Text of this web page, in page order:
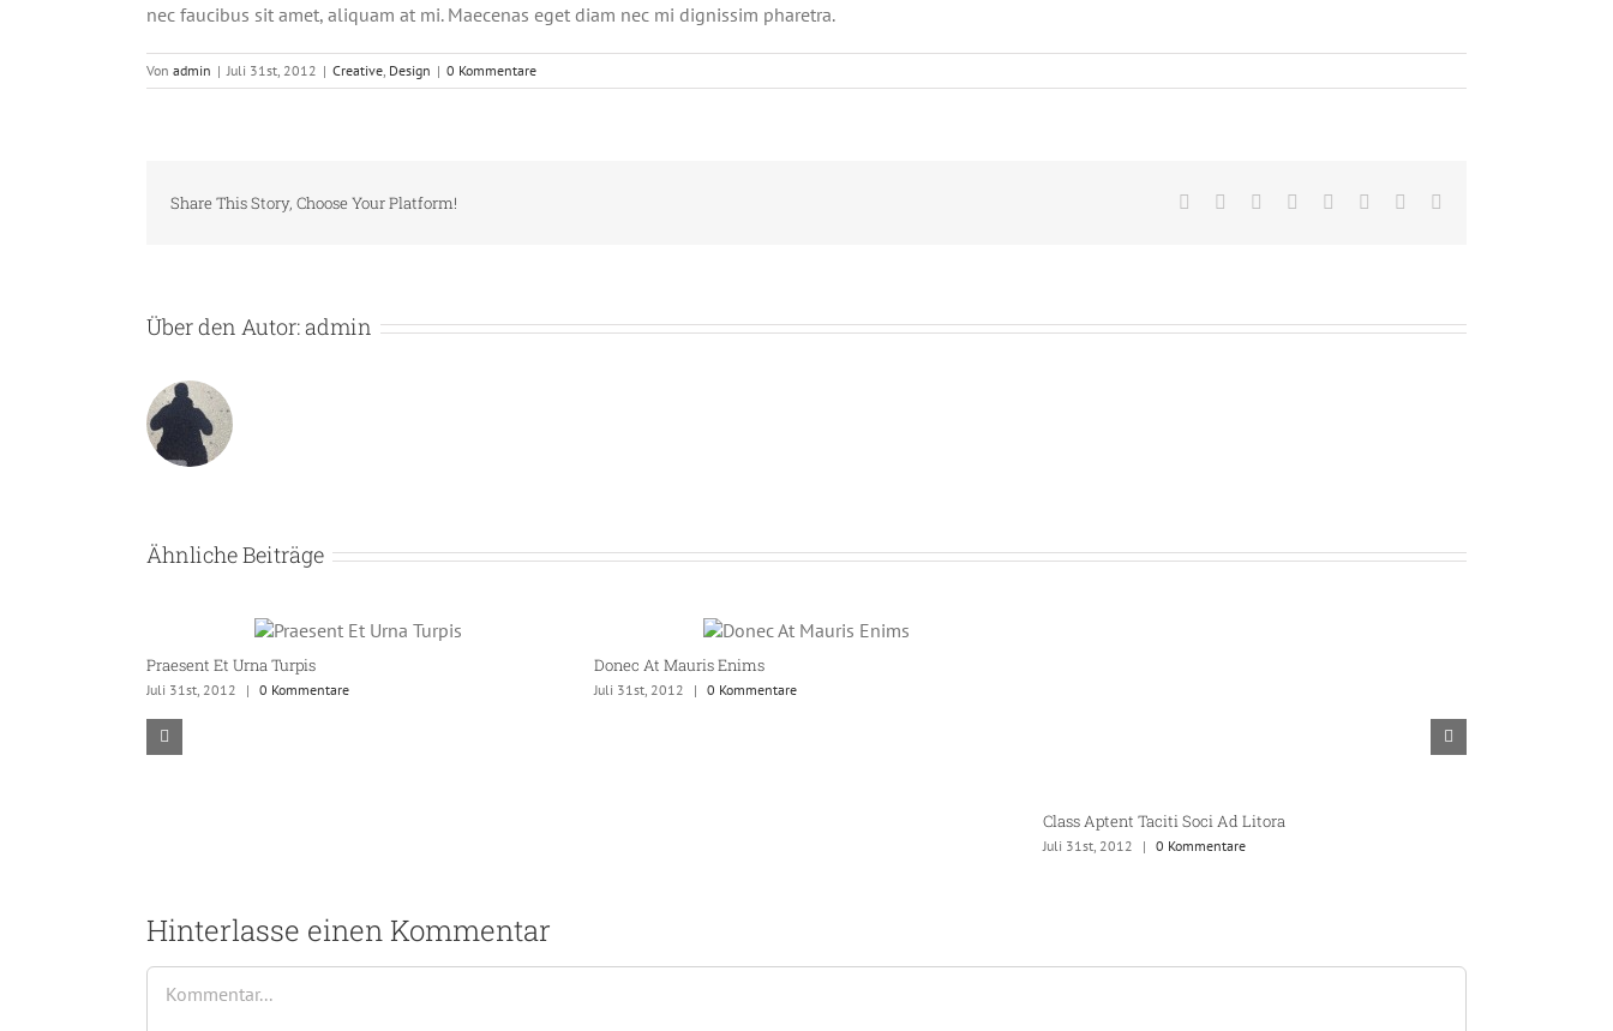
nec faucibus sit amet, aliquam at mi. Maecenas eget diam nec mi dignissim pharetra.
Von admin | Juli 31st, 2012 | Creative, Design | 0 Kommentare
Share This Story, Choose Your Platform! Facebook Reddit LinkedIn
TumblrPinterest
Über den Autor:admin
Ähnliche Beiträge
Praesent Et Urna Turpis
Juli 31st, 2012 | 0 Kommentare
Donec At Mauris Enims
Juli 31st, 2012 | 0 Kommentare
Class Aptent Taciti Soci Ad Litora
Juli 31st, 2012 | 0 Kommentare
Hinterlasse einen Kommentar